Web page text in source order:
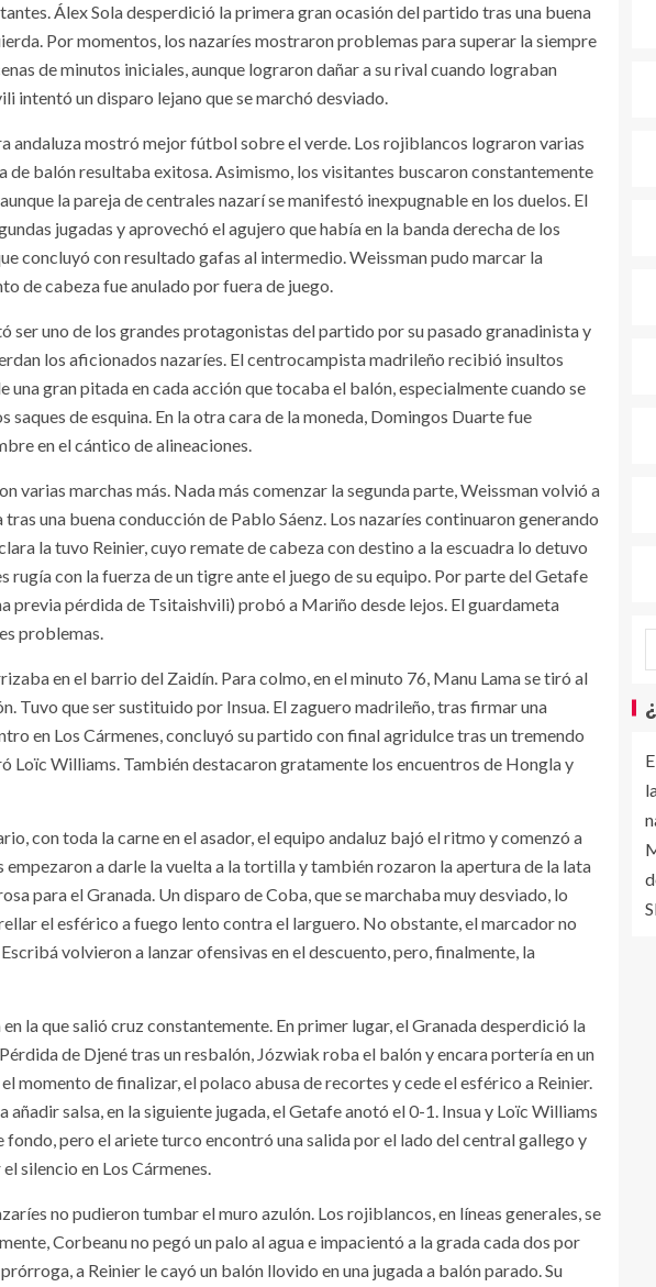
Álex Sola desperdició la primera gran ocasión del partido tras una buena
Por momentos, los nazaríes mostraron problemas para superar la siempre
de minutos iniciales, aunque lograron dañar a su rival cuando lograban
intentó un disparo lejano que se marchó desviado.
andaluza mostró mejor fútbol sobre el verde. Los rojiblancos lograron varias
de balón resultaba exitosa. Asimismo, los visitantes buscaron constantemente
la pareja de centrales nazarí se manifestó inexpugnable en los duelos. El
jugadas y aprovechó el agujero que había en la banda derecha de los
concluyó con resultado gafas al intermedio. Weissman pudo marcar la
de cabeza fue anulado por fuera de juego.
ser uno de los grandes protagonistas del partido por su pasado granadinista y
los aficionados nazaríes. El centrocampista madrileño recibió insultos
gran pitada en cada acción que tocaba el balón, especialmente cuando se
saques de esquina. En la otra cara de la moneda, Domingos Duarte fue
en el cántico de alineaciones.
varias marchas más. Nada más comenzar la segunda parte, Weissman volvió a
una buena conducción de Pablo Sáenz. Los nazaríes continuaron generando
la tuvo Reinier, cuyo remate de cabeza con destino a la escuadra lo detuvo
rugía con la fuerza de un tigre ante el juego de su equipo. Por parte del Getafe
previa pérdida de Tsitaishvili) probó a Mariño desde lejos. El guardameta
problemas.
en el barrio del Zaidín. Para colmo, en el minuto 76, Manu Lama se tiró al
Tuvo que ser sustituido por Insua. El zaguero madrileño, tras firmar una
en Los Cármenes, concluyó su partido con final agridulce tras un tremendo
Loïc Williams. También destacaron gratamente los encuentros de Hongla y
con toda la carne en el asador, el equipo andaluz bajó el ritmo y comenzó a
a darle la vuelta a la tortilla y también rozaron la apertura de la lata
para el Granada. Un disparo de Coba, que se marchaba muy desviado, lo
el esférico a fuego lento contra el larguero. No obstante, el marcador no
volvieron a lanzar ofensivas en el descuento, pero, finalmente, la
la que salió cruz constantemente. En primer lugar, el Granada desperdició la
de Djené tras un resbalón, Józwiak roba el balón y encara portería en un
momento de finalizar, el polaco abusa de recortes y cede el esférico a Reinier.
salsa, en la siguiente jugada, el Getafe anotó el 0-1. Insua y Loïc Williams
pero el ariete turco encontró una salida por el lado del central gallego y
silencio en Los Cármenes.
no pudieron tumbar el muro azulón. Los rojiblancos, en líneas generales, se
Corbeanu no pegó un palo al agua e impacientó a la grada cada dos por
a Reinier le cayó un balón llovido en una jugada a balón parado. Su